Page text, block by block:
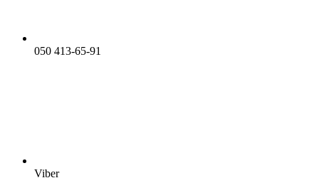
050 413-65-91
Viber